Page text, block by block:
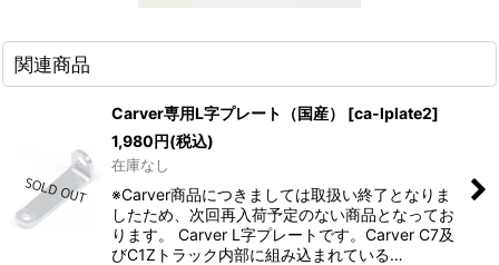
関連商品
Carver専用L字プレート（国産） [ca-lplate2]
1,980円(税込)
在庫なし
※Carver商品につきましては取扱い終了となりま
したため、次回再入荷予定のない商品となってお
ります。 Carver L字プレートです。Carver C7及
びC1Zトラック内部に組み込まれている…